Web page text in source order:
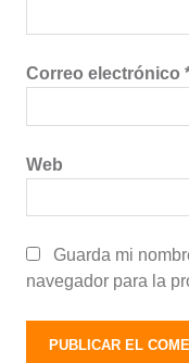
Correo electrónico
Web
Guarda mi
navegador para la